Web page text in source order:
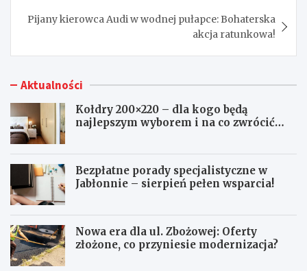
Pijany kierowca Audi w wodnej pułapce: Bohaterska
akcja ratunkowa!
Aktualności
Kołdry 200×220 – dla kogo będą
najlepszym wyborem i na co zwrócić
Bezpłatne porady specjalistyczne w
Jabłonnie – sierpień pełen wsparcia!
Nowa era dla ul. Zbożowej: Oferty
złożone, co przyniesie modernizacja?